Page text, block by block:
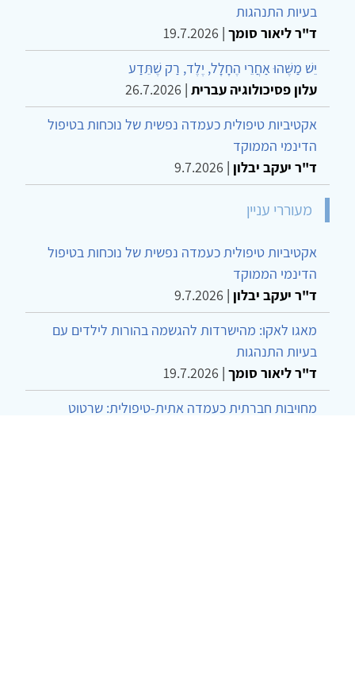
בעיות התנהגות
ד"ר ליאור סומך |
19.7.2026
יֵשׁ מַשֶּׁהוּ אַחֲרֵי הֶחָלָל, יֶלֶד, רַק שֶׁתֵּדַע
עלון פסיכולוגיה עברית |
26.7.2026
אקטיביות טיפולית כעמדה נפשית של נוכחות בטיפול
הדינמי הממוקד
ד"ר יעקב יבלון |
9.7.2026
מעוררי עניין
אקטיביות טיפולית כעמדה נפשית של נוכחות בטיפול
הדינמי הממוקד
ד"ר יעקב יבלון |
9.7.2026
מאגו לאקו: מהישרדות להגשמה בהורות לילדים עם
בעיות התנהגות
ד"ר ליאור סומך |
19.7.2026
מחויבות חברתית כעמדה אתית-טיפולית: שרטוט